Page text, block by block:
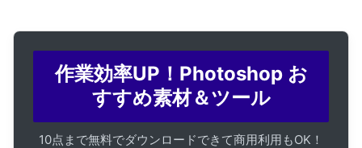
作業効率UP！Photoshop お
すすめ素材＆ツール
10点まで無料でダウンロードできて商用利用もOK！